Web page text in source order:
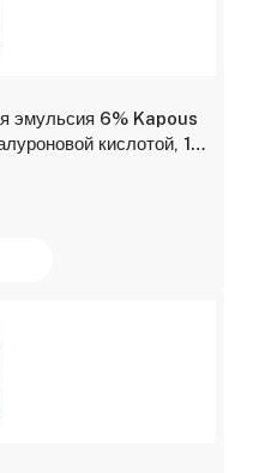
эмульсия 6% Kapous
кислотой, 150